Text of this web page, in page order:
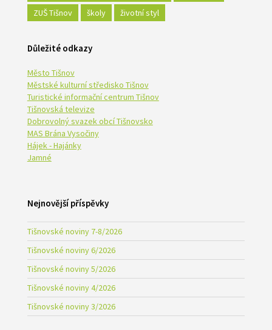
ZUŠ Tišnov
školy životní styl
Důležité odkazy
Město Tišnov
Městské kulturní středisko Tišnov
Turistické informační centrum Tišnov
Tišnovská televize
Dobrovolný svazek obcí Tišnovsko
MAS Brána Vysočiny
Hájek - Hajánky
Jamné
Nejnovější příspěvky
Tišnovské noviny 7-8/2026
Tišnovské noviny 6/2026
Tišnovské noviny 5/2026
Tišnovské noviny 4/2026
Tišnovské noviny 3/2026